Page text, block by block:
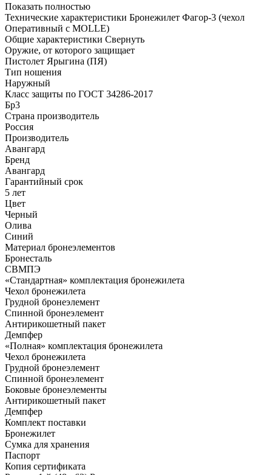
Показать полностью
Технические характеристики Бронежилет Фагор-3 (чехол
Оперативный с MOLLE)
Общие характеристики Свернуть
Оружие, от которого защищает
Пистолет Ярыгина (ПЯ)
Тип ношения
Наружный
Класс защиты по ГОСТ 34286-2017
Бр3
Страна производитель
Россия
Производитель
Авангард
Бренд
Авангард
Гарантийный срок
5 лет
Цвет
Черный
Олива
Синий
Материал бронеэлементов
Бронесталь
СВМПЭ
«Стандартная» комплектация бронежилета
Чехол бронежилета
Грудной бронеэлемент
Спинной бронеэлемент
Антирикошетный пакет
Демпфер
«Полная» комплектация бронежилета
Чехол бронежилета
Грудной бронеэлемент
Спинной бронеэлемент
Боковые бронеэлементы
Антирикошетный пакет
Демпфер
Комплект поставки
Бронежилет
Сумка для хранения
Паспорт
Копия сертификата